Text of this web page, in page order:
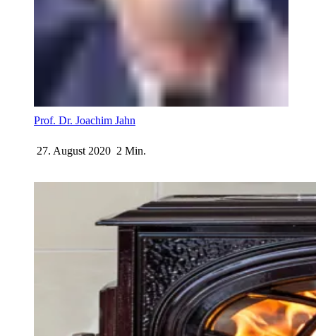
Prof. Dr. Joachim Jahn
27. August 2020 2 Min.